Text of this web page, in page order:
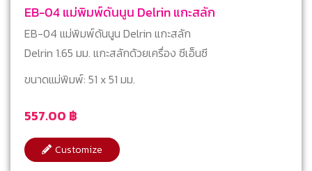
EB-04 แม่พิมพ์ดันนูน Delrin แกะสลัก
557.00 ฿
EB-04 แม่พิมพ์ดันนูน Delrin แกะสลัก
Delrin 1.65 มม. แกะสลักด้วยเครื่อง ซีเอ็นซี
ขนาดแม่พิมพ์: 51 x 51 มม.
Customize